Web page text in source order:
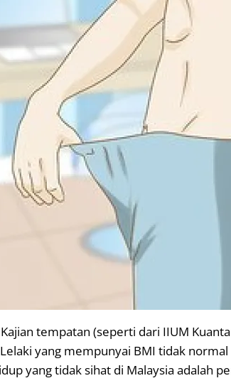
Kajian tempatan (seperti dari IIUM
yang mempunyai BMI tidak
yang tidak sihat di Malaysia adalah